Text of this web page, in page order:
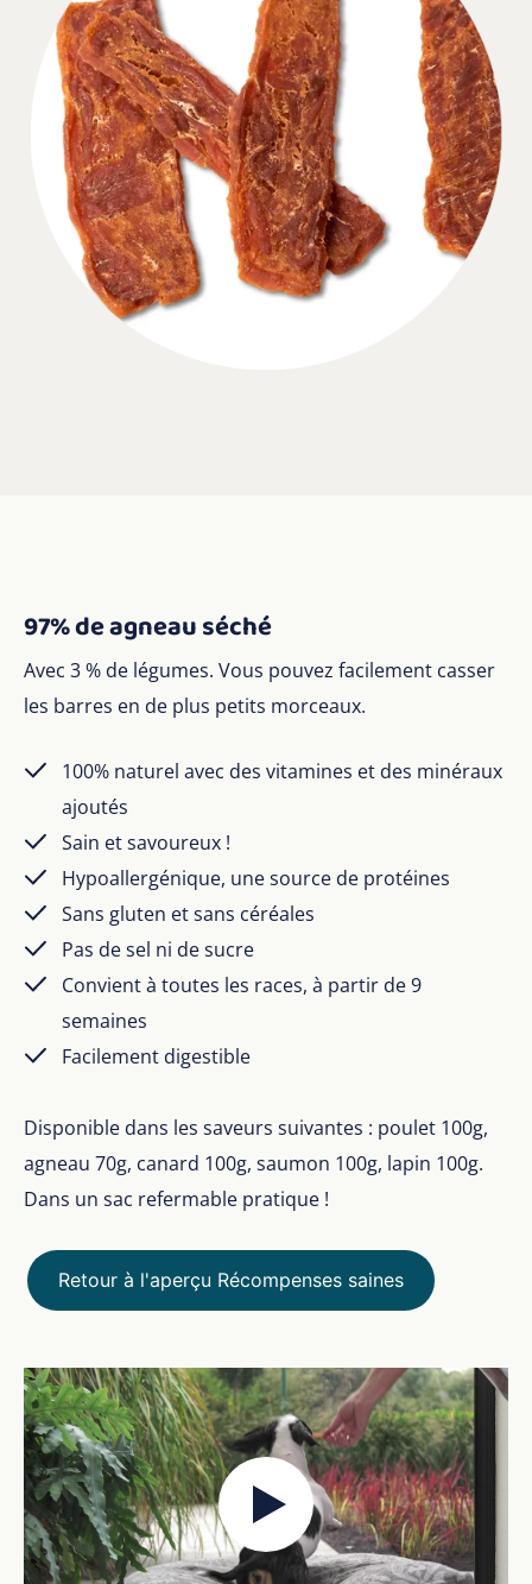
97% de agneau séché
Avec 3 % de légumes. Vous pouvez facilement casser
les barres en de plus petits morceaux.
100% naturel avec des vitamines et des minéraux
ajoutés
Sain et savoureux !
Hypoallergénique, une source de protéines
Sans gluten et sans céréales
Pas de sel ni de sucre
Convient à toutes les races, à partir de 9
semaines
Facilement digestible
Disponible dans les saveurs suivantes : poulet 100g,
agneau 70g, canard 100g, saumon 100g, lapin 100g.
Dans un sac refermable pratique !
Retour à l'aperçu Récompenses saines